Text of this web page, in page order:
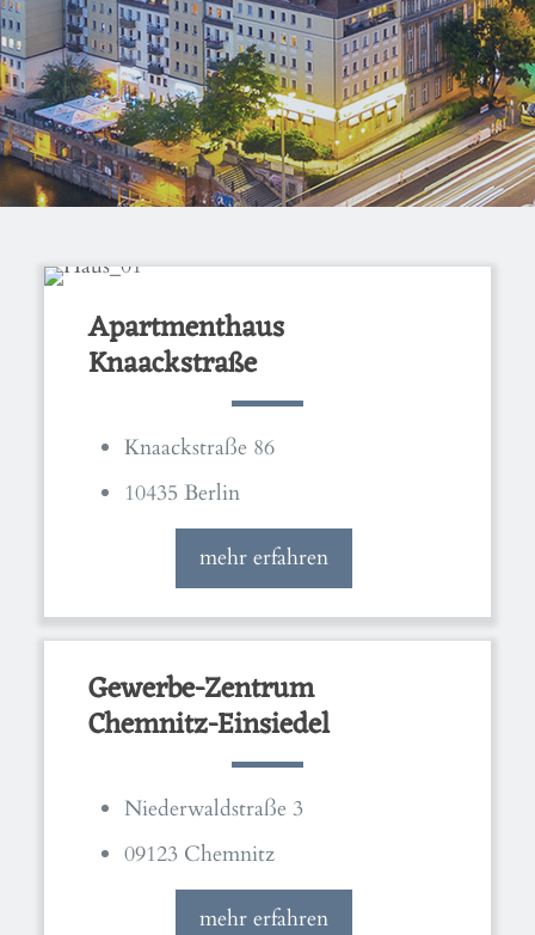
Apartmenthaus
Knaackstraße
Knaackstraße 86
10435 Berlin
mehr erfahren
Gewerbe-Zentrum
Chemnitz-Einsiedel
Niederwaldstraße 3
09123 Chemnitz
mehr erfahren